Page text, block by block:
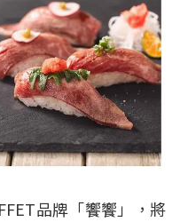
品牌「饗饗」，將